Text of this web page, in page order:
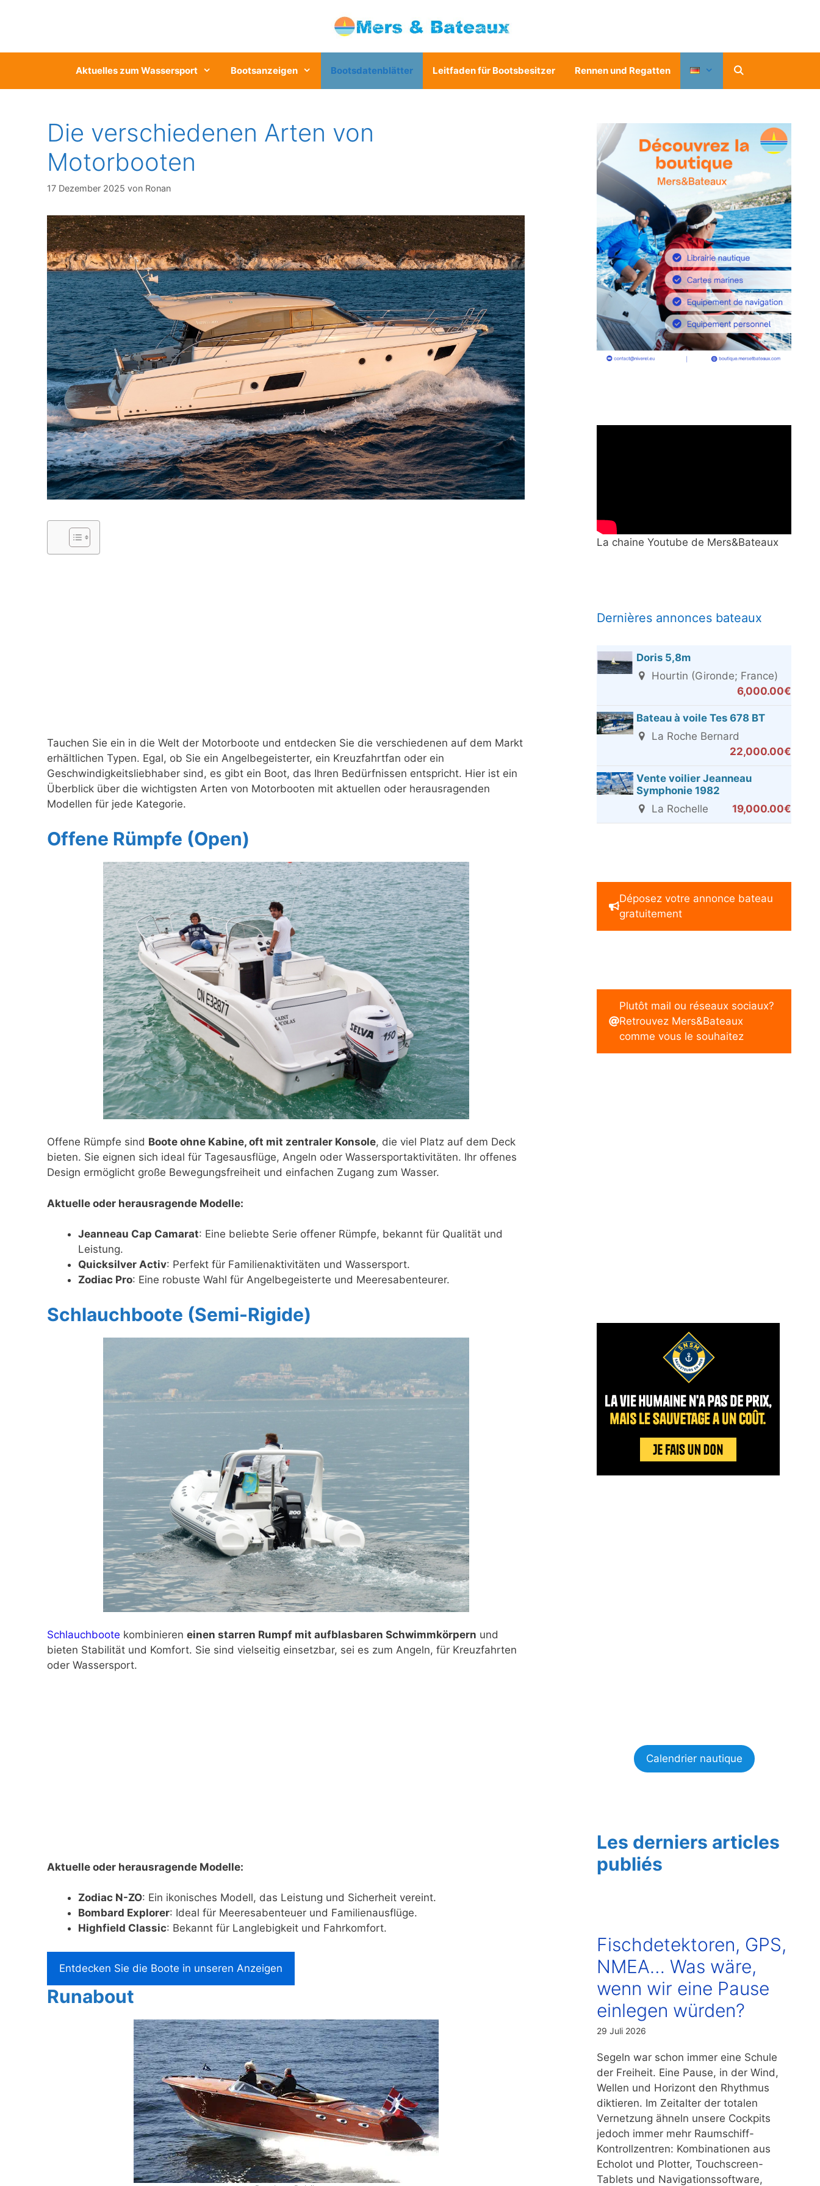
Aktuelles zum Wassersport Bootsanzeigen Bootsdatenblätter Leitfaden für Bootsbesitzer Rennen und Regatten
Die verschiedenen Arten von
Motorbooten
17 Dezember 2025 von Ronan
Tauchen Sie ein in die Welt der Motorboote und entdecken Sie die verschiedenen auf dem Markt
erhältlichen Typen. Egal, ob Sie ein Angelbegeisterter, ein Kreuzfahrtfan oder ein
Geschwindigkeitsliebhaber sind, es gibt ein Boot, das Ihren Bedürfnissen entspricht. Hier ist ein
Überblick über die wichtigsten Arten von Motorbooten mit aktuellen oder herausragenden
Modellen für jede Kategorie.
Offene Rümpfe (Open)
Offene Rümpfe sind Boote ohne Kabine, oft mit zentraler Konsole, die viel Platz auf dem Deck
bieten. Sie eignen sich ideal für Tagesausflüge, Angeln oder Wassersportaktivitäten. Ihr offenes
Design ermöglicht große Bewegungsfreiheit und einfachen Zugang zum Wasser.
Aktuelle oder herausragende Modelle:
Jeanneau Cap Camarat: Eine beliebte Serie offener Rümpfe, bekannt für Qualität und
Leistung.
Quicksilver Activ: Perfekt für Familienaktivitäten und Wassersport.
Zodiac Pro: Eine robuste Wahl für Angelbegeisterte und Meeresabenteurer.
Schlauchboote (Semi-Rigide)
Schlauchboote kombinieren einen starren Rumpf mit aufblasbaren Schwimmkörpern und
bieten Stabilität und Komfort. Sie sind vielseitig einsetzbar, sei es zum Angeln, für Kreuzfahrten
oder Wassersport.
Aktuelle oder herausragende Modelle:
Zodiac N-ZO: Ein ikonisches Modell, das Leistung und Sicherheit vereint.
Bombard Explorer: Ideal für Meeresabenteuer und Familienausflüge.
Highfield Classic: Bekannt für Langlebigkeit und Fahrkomfort.
Entdecken Sie die Boote in unseren Anzeigen
Runabout
La chaine Youtube de Mers&Bateaux
Dernières annonces bateaux
Doris 5,8m
Hourtin (Gironde; France)
6,000.00€
Bateau à voile Tes 678 BT
La Roche Bernard
22,000.00€
Vente voilier Jeanneau
Symphonie 1982
La Rochelle
19,000.00€
Déposez votre annonce bateau
gratuitement
Plutôt mail ou réseaux sociaux?
Retrouvez Mers&Bateaux
comme vous le souhaitez
Calendrier nautique
Les derniers articles
publiés
Fischdetektoren, GPS,
NMEA… Was wäre,
wenn wir eine Pause
einlegen würden?
29 Juli 2026
Segeln war schon immer eine Schule
der Freiheit. Eine Pause, in der Wind,
Wellen und Horizont den Rhythmus
diktieren. Im Zeitalter der totalen
Vernetzung ähneln unsere Cockpits
jedoch immer mehr Raumschiff-
Kontrollzentren: Kombinationen aus
Echolot und Plotter, Touchscreen-
Tablets und Navigationssoftware,